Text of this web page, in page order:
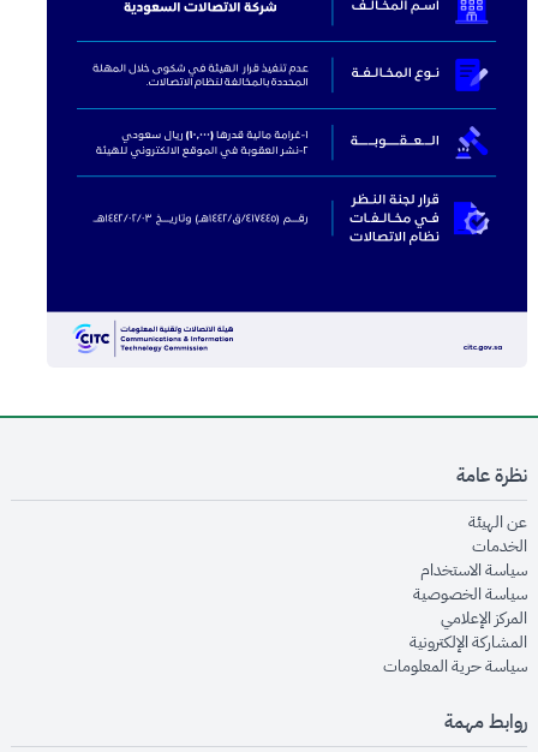
نظرة عامة
عن الهيئةopens in new window
الخدماتopens in new window
سياسة الاستخدام
سياسة الخصوصيةopens in new window
المركز الإعلاميopens in new window
المشاركة الإلكترونيةopens in new window
سياسة حرية المعلوماتopens in new window
روابط مهمة